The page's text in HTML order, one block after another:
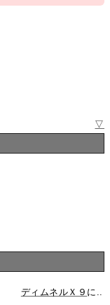
▽
ディムネルＸ９ に..